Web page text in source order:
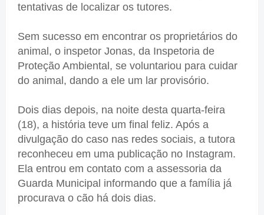
tentativas de localizar os tutores.
Sem sucesso em encontrar os proprietários do
animal, o inspetor Jonas, da Inspetoria de
Proteção Ambiental, se voluntariou para cuidar
do animal, dando a ele um lar provisório.
Dois dias depois, na noite desta quarta-feira
(18), a história teve um final feliz. Após a
divulgação do caso nas redes sociais, a tutora
reconheceu em uma publicação no Instagram.
Ela entrou em contato com a assessoria da
Guarda Municipal informando que a família já
procurava o cão há dois dias.